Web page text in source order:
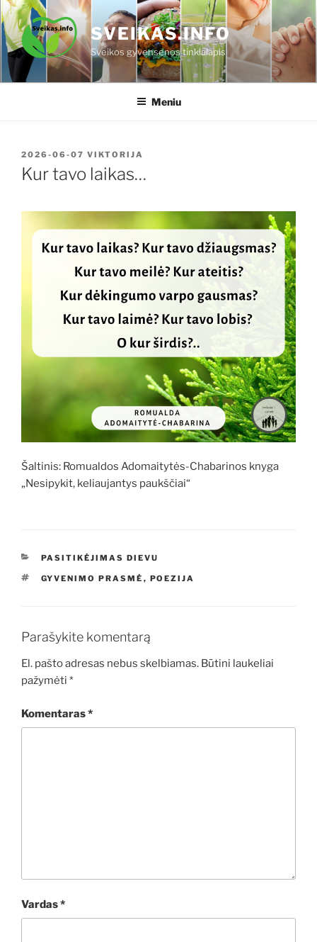
Eiti
prie
turinio
SVEIKAS.INFO
Sveikos gyvensenos tinklalapis
Meniu
PASKELBTA
2026-06-07 VIKTORIJA
Kur tavo laikas…
Šaltinis: Romualdos Adomaitytės-Chabarinos knyga
„Nesipykit, keliaujantys paukščiai“
KATEGORIJOS
PASITIKĖJIMAS DIEVU
ŽYMOS
GYVENIMO PRASMĖ , POEZIJA
Parašykite komentarą
El. pašto adresas nebus skelbiamas. Būtini laukeliai
pažymėti *
Komentaras*
Vardas*